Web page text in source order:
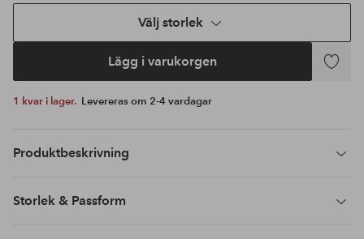
Välj storlek
Lägg i varukorgen
Lägg
1 kvar i lager. Levereras om 2-4 vardagar
Produktbeskrivning
Storlek & Passform